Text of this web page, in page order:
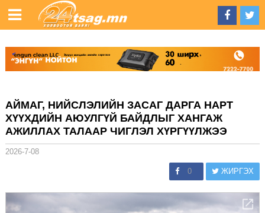
АЙМАГ, НИЙСЛЭЛИЙН ЗАСАГ ДАРГА НАРТ
ХҮҮХДИЙН АЮУЛГҮЙ БАЙДЛЫГ ХАНГАЖ
АЖИЛЛАХ ТАЛААР ЧИГЛЭЛ ХҮРГҮҮЛЖЭЭ
2026-7-08
0 ЖИРГЭХ